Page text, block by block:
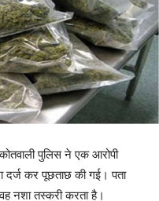
पुलिस ने एक आरोपी
दर्ज कर पूछताछ की गई। पता
नशा तस्करी करता है।